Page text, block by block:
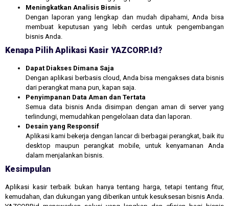
Meningkatkan Analisis Bisnis
Dengan laporan yang lengkap dan mudah dipahami, Anda bisa
membuat keputusan yang lebih cerdas untuk pengembangan
bisnis Anda.
Kenapa Pilih Aplikasi Kasir YAZCORP.id?
Dapat Diakses Dimana Saja
Dengan aplikasi berbasis cloud, Anda bisa mengakses data bisnis
dari perangkat mana pun, kapan saja.
Penyimpanan Data Aman dan Tertata
Semua data bisnis Anda disimpan dengan aman di server yang
terlindungi, memudahkan pengelolaan data dan laporan.
Desain yang Responsif
Aplikasi kami bekerja dengan lancar di berbagai perangkat, baik itu
desktop maupun perangkat mobile, untuk kenyamanan Anda
dalam menjalankan bisnis.
Kesimpulan
Aplikasi kasir terbaik bukan hanya tentang harga, tetapi tentang fitur,
kemudahan, dan dukungan yang diberikan untuk kesuksesan bisnis Anda.